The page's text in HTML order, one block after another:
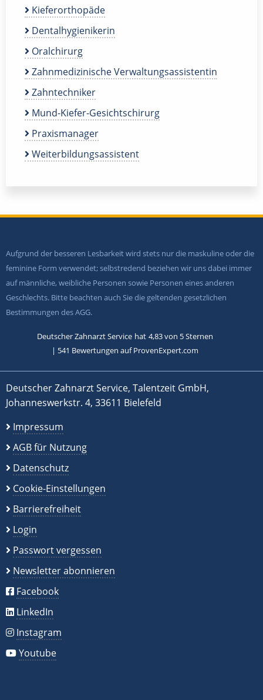
Kieferorthopäde
Dentalhygienikerin
Oralchirurg
Zahnmedizinische Verwaltungsassistentin
Zahntechniker
Mund-Kiefer-Gesichtschirurg
Praxismanager
Weiterbildungsassistent
Aufgrund der besseren Lesbarkeit wird stets nur die maskuline oder die
feminine Form verwendet; selbstredend beziehen wir uns dabei immer
auf männliche, weibliche Personen sowie Personen eines anderen
Geschlechts. Bitte beachten auch Sie die geltenden gesetzlichen
Bestimmungen des AGG.
Deutscher Zahnarzt Service hat 4,83von 5Sternen
| 541 Bewertungen auf ProvenExpert.com
Deutscher Zahnarzt Service, Talentzeit GmbH,
Johanneswerkstr. 4, 33611 Bielefeld
Impressum
AGB für Nutzung
Datenschutz
Cookie-Einstellungen
Barrierefreiheit
Login
Passwort vergessen
Newsletter abonnieren
Facebook
LinkedIn
Instagram
Youtube